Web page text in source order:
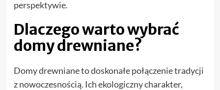
perspektywie.
Dlaczego warto wybrać
domy drewniane?
Domy drewniane to doskonałe połączenie tradycji
z nowoczesnością. Ich ekologiczny charakter,